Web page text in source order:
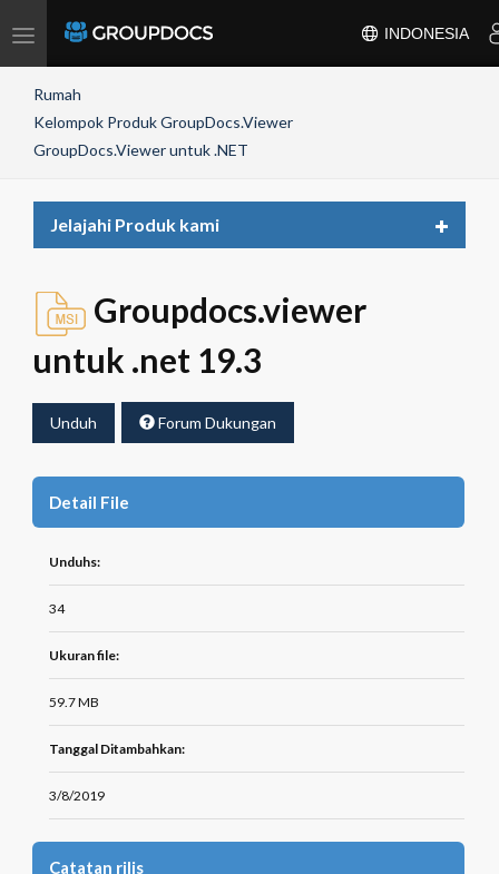
Toggle
INDONESIA
Rumah
Kelompok Produk GroupDocs.Viewer
GroupDocs.Viewer untuk .NET
Jelajahi Produk kami
Toggle
Groupdocs.viewer
untuk .net 19.3
Unduh Forum Dukungan
Detail File
Unduhs:
34
Ukuran file:
59.7 MB
Tanggal Ditambahkan:
3/8/2019
Catatan rilis